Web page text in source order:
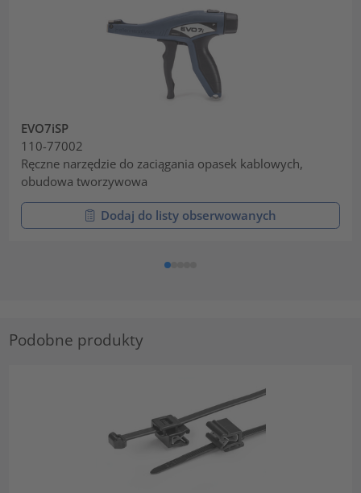
EVO7iSP
110-77002
Ręczne narzędzie do zaciągania opasek kablowych,
obudowa tworzywowa
Dodaj do listy obserwowanych
Podobne produkty